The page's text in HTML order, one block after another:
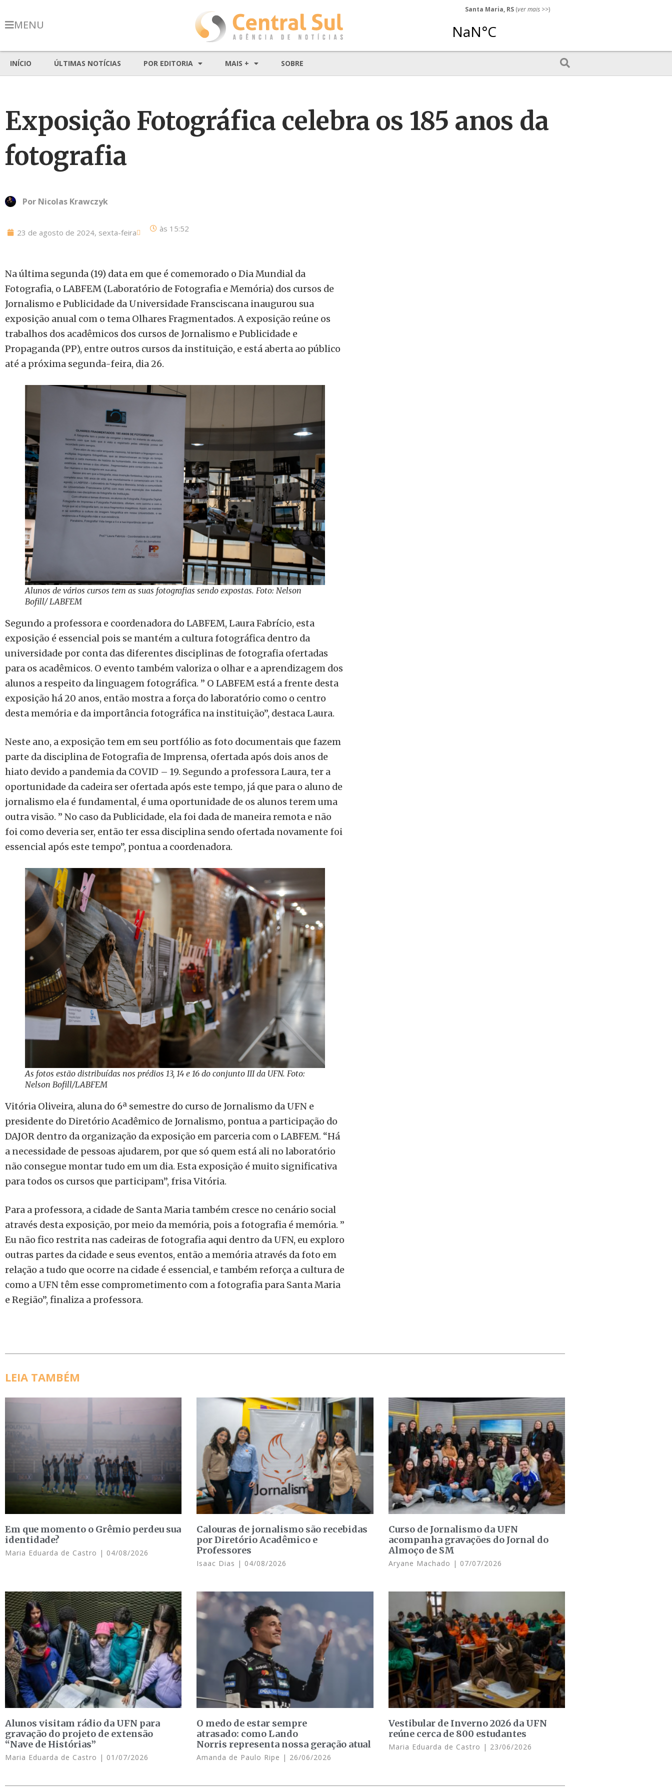
MENU
Santa Maria, RS (ver mais >>)
INÍCIO ÚLTIMAS NOTÍCIAS POR EDITORIA MAIS + SOBRE
Exposição Fotográfica celebra os 185 anos da
fotografia
Por Nicolas Krawczyk
23 de agosto de 2024, sexta-feira às 15:52
Na última segunda (19) data em que é comemorado o Dia Mundial da
Fotografia, o LABFEM (Laboratório de Fotografia e Memória) dos cursos de
Jornalismo e Publicidade da Universidade Fransciscana inaugurou sua
exposição anual com o tema Olhares Fragmentados. A exposição reúne os
trabalhos dos acadêmicos dos cursos de Jornalismo e Publicidade e
Propaganda (PP), entre outros cursos da instituição, e está aberta ao público
até a próxima segunda-feira, dia 26.
Alunos de vários cursos tem as suas fotografias sendo expostas. Foto: Nelson
Bofill/ LABFEM
Segundo a professora e coordenadora do LABFEM, Laura Fabrício, esta
exposição é essencial pois se mantém a cultura fotográfica dentro da
universidade por conta das diferentes disciplinas de fotografia ofertadas
para os acadêmicos. O evento também valoriza o olhar e a aprendizagem dos
alunos a respeito da linguagem fotográfica. ” O LABFEM está a frente desta
exposição há 20 anos, então mostra a força do laboratório como o centro
desta memória e da importância fotográfica na instituição”, destaca Laura.
Neste ano, a exposição tem em seu portfólio as foto documentais que fazem
parte da disciplina de Fotografia de Imprensa, ofertada após dois anos de
hiato devido a pandemia da COVID – 19. Segundo a professora Laura, ter a
oportunidade da cadeira ser ofertada após este tempo, já que para o aluno de
jornalismo ela é fundamental, é uma oportunidade de os alunos terem uma
outra visão. ” No caso da Publicidade, ela foi dada de maneira remota e não
foi como deveria ser, então ter essa disciplina sendo ofertada novamente foi
essencial após este tempo”, pontua a coordenadora.
As fotos estão distribuídas nos prédios 13, 14 e 16 do conjunto III da UFN. Foto:
Nelson Bofill/LABFEM
Vitória Oliveira, aluna do 6ª semestre do curso de Jornalismo da UFN e
presidente do Diretório Acadêmico de Jornalismo, pontua a participação do
DAJOR dentro da organização da exposição em parceria com o LABFEM. “Há
a necessidade de pessoas ajudarem, por que só quem está ali no laboratório
não consegue montar tudo em um dia. Esta exposição é muito significativa
para todos os cursos que participam”, frisa Vitória.
Para a professora, a cidade de Santa Maria também cresce no cenário social
através desta exposição, por meio da memória, pois a fotografia é memória. ”
Eu não fico restrita nas cadeiras de fotografia aqui dentro da UFN, eu exploro
outras partes da cidade e seus eventos, então a memória através da foto em
relação a tudo que ocorre na cidade é essencial, e também reforça a cultura de
como a UFN têm esse comprometimento com a fotografia para Santa Maria
e Região”, finaliza a professora.
LEIA TAMBÉM
Em que momento o Grêmio perdeu sua
identidade?
Maria Eduarda de Castro 04/08/2026
Calouras de jornalismo são recebidas
por Diretório Acadêmico e
Professores
Isaac Dias 04/08/2026
Curso de Jornalismo da UFN
acompanha gravações do Jornal do
Almoço de SM
Aryane Machado 07/07/2026
Alunos visitam rádio da UFN para
gravação do projeto de extensão
“Nave de Histórias”
Maria Eduarda de Castro 01/07/2026
O medo de estar sempre
atrasado: como Lando
Norris representa nossa geração atual
Amanda de Paulo Ripe 26/06/2026
Vestibular de Inverno 2026 da UFN
reúne cerca de 800 estudantes
Maria Eduarda de Castro 23/06/2026